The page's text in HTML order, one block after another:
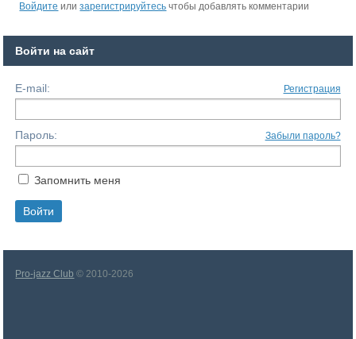
Войдите илизарегистрируйтесь чтобы добавлять комментарии
Войти на сайт
E-mail: Регистрация
Пароль: Забыли пароль?
Запомнить меня
Pro-jazz Club © 2010-2026